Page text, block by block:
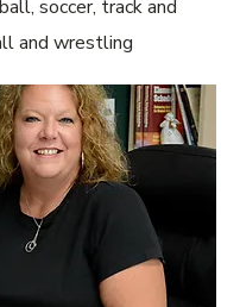
soccer, track and
and wrestling